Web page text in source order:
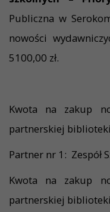
Publiczna w
nowości
5100,00 zł.
Kwota na zakup
partnerskiej
Partner nr 1: Zespół
Kwota na zakup
partnerskiej